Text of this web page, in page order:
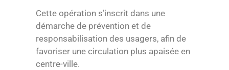
Cette opération s’inscrit dans une
démarche de prévention et de
responsabilisation des usagers, afin de
favoriser une circulation plus apaisée en
centre-ville.